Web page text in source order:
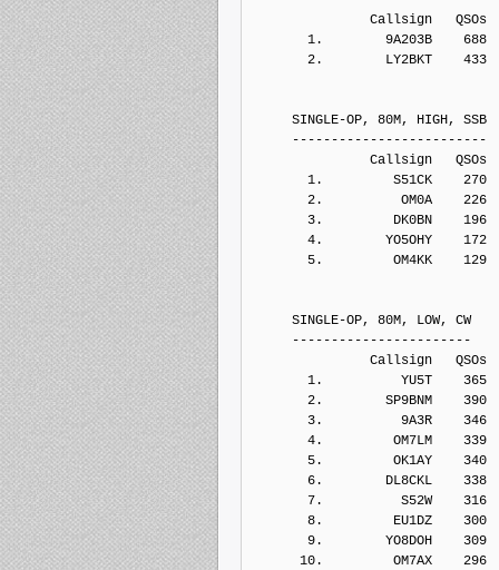
Callsign   QSOs  Points
1.        9A203B    688
2.        LY2BKT    433
SINGLE-OP, 80M, HIGH, SSB
-------------------------
Callsign   QSOs  Points
1.         S51CK    270
2.          OM0A    226
3.         DK0BN    196
4.        YO5OHY    172
5.         OM4KK    129
SINGLE-OP, 80M, LOW, CW
-----------------------
Callsign   QSOs  Points
1.          YU5T    365
2.        SP9BNM    390
3.          9A3R    346
4.         OM7LM    339
5.         OK1AY    340
6.        DL8CKL    338
7.          S52W    316
8.         EU1DZ    300
9.        YO8DOH    309
10.         OM7AX    296